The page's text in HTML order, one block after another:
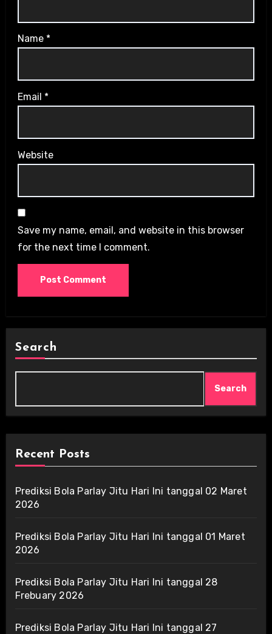
Name *
Email *
Website
Save my name, email, and website in this browser
for the next time I comment.
Search
Search
Recent Posts
Prediksi Bola Parlay Jitu Hari Ini tanggal 02 Maret
2026
Prediksi Bola Parlay Jitu Hari Ini tanggal 01 Maret
2026
Prediksi Bola Parlay Jitu Hari Ini tanggal 28
Frebuary 2026
Prediksi Bola Parlay Jitu Hari Ini tanggal 27